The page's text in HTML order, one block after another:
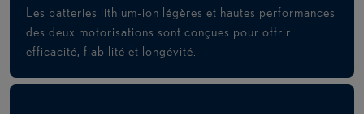
Les batteries lithium-ion légères et hautes performances
des deux motorisations sont conçues pour offrir
efficacité, fiabilité et longévité.